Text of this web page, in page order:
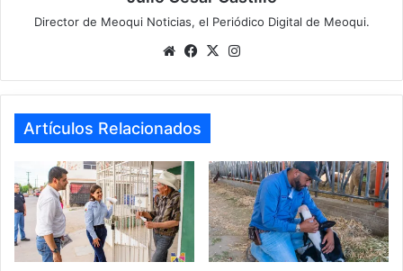
Director de Meoqui Noticias, el Periódico Digital de Meoqui.
WebsiteFacebook
X
Artículos Relacionados